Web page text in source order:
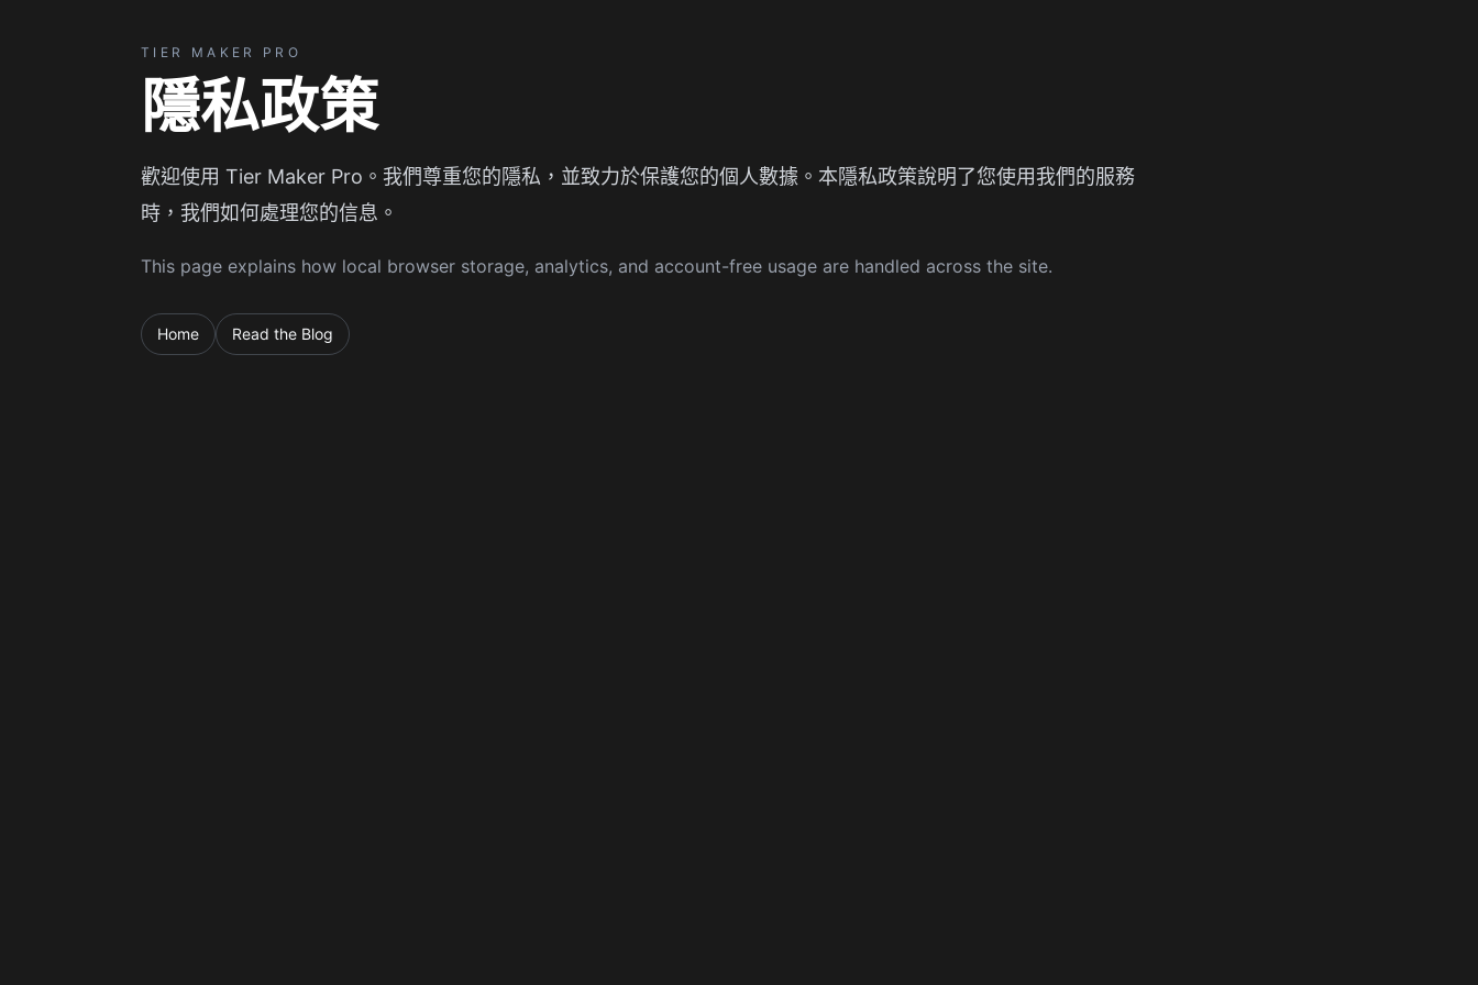
TIER MAKER PRO
隱私政策
歡迎使用 Tier Maker Pro。我們尊重您的隱私，並致力於保護您的個人數據。本隱私政策說明了您使用我們的服務
時，我們如何處理您的信息。
This page explains how local browser storage, analytics, and account-free usage are handled across the site.
Home Read the Blog